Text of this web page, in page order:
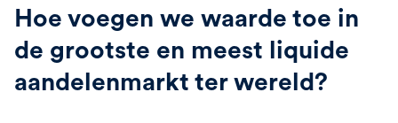
Hoe voegen we waarde toe in
de grootste en meest liquide
aandelenmarkt ter wereld?